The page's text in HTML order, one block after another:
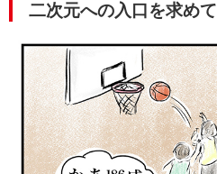
二次元への入口を求めて